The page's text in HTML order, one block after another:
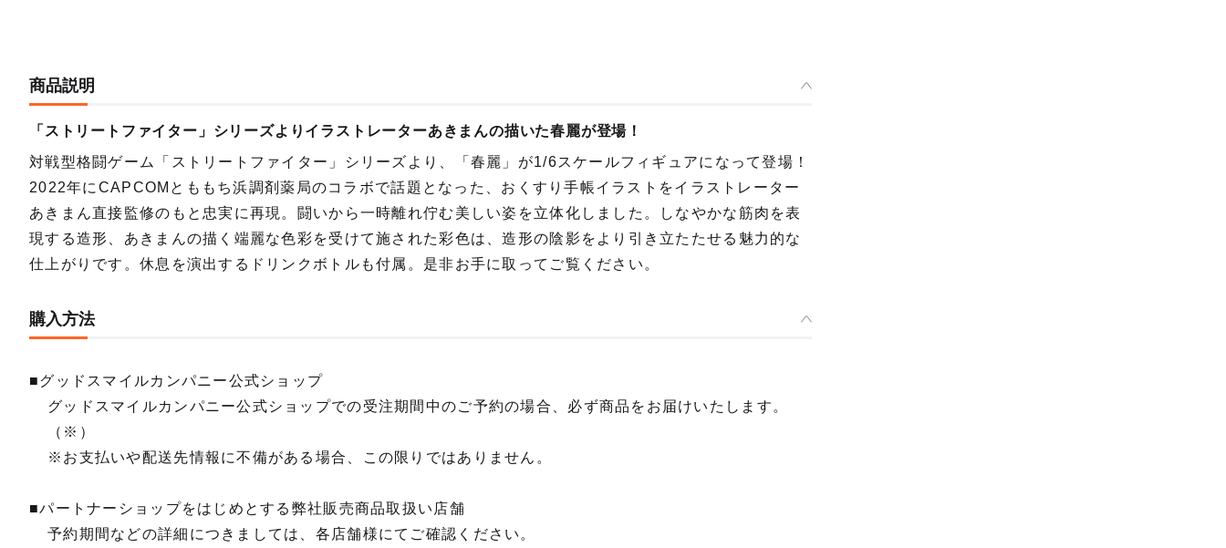
商品説明
「ストリートファイター」シリーズよりイラストレーターあきまんの描いた春麗が登場！
対戦型格闘ゲーム「ストリートファイター」シリーズより、「春麗」が1/6スケールフィギュアになって登場！
2022年にCAPCOMとももち浜調剤薬局のコラボで話題となった、おくすり手帳イラストをイラストレーター
あきまん直接監修のもと忠実に再現。闘いから一時離れ佇む美しい姿を立体化しました。しなやかな筋肉を表
現する造形、あきまんの描く端麗な色彩を受けて施された彩色は、造形の陰影をより引き立たたせる魅力的な
仕上がりです。休息を演出するドリンクボトルも付属。是非お手に取ってご覧ください。
購入方法
■グッドスマイルカンパニー公式ショップ
グッドスマイルカンパニー公式ショップでの受注期間中のご予約の場合、必ず商品をお届けいたします。
（※）
※お支払いや配送先情報に不備がある場合、この限りではありません。
■パートナーショップをはじめとする弊社販売商品取扱い店舗
予約期間などの詳細につきましては、各店舗様にてご確認ください。